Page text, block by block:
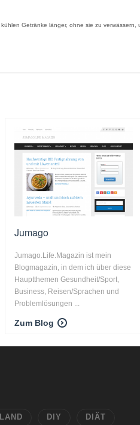
Getränke länger, ohne sie zu verwässern,
Jumago
Jumago.Life.Magazin ist mein
Blogmagazin, in dem ich über diese
Hauptthemen Gesundheit/Sport,
Business, Reisen/Sprachen und
Problemlösungen ...
Zum Blog
DIY DIÄT